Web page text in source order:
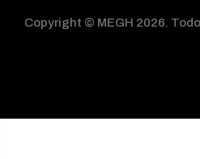
Copyright © MEGH 2026.